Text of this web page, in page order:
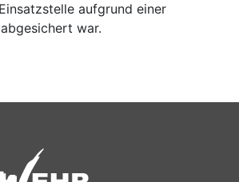
aufgrund einer
war.